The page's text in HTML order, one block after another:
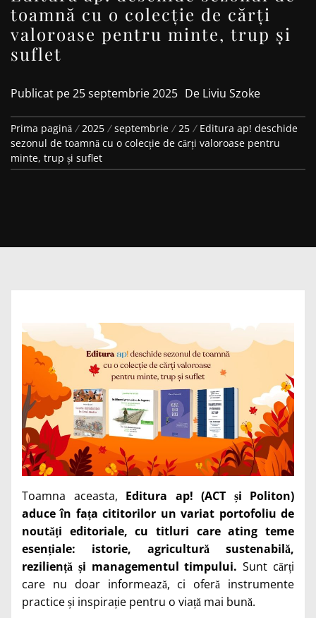
toamnă cu o colecție de cărți
valoroase pentru minte, trup și
suflet
Publicat pe25 septembrie 2025 De Liviu Szoke
Prima pagină 2025 septembrie 25
Editura ap! deschide
sezonul de toamnă cu o colecție de cărți valoroase pentru
minte, trup și suflet
Toamna aceasta, Editura ap! (ACT și Politon)
aduce în fața cititorilor un variat portofoliu de
noutăți editoriale, cu titluri care ating teme
esențiale: istorie, agricultură sustenabilă,
reziliență și managementul timpului. Sunt cărți
care nu doar informează, ci oferă instrumente
practice și inspirație pentru o viață mai bună.